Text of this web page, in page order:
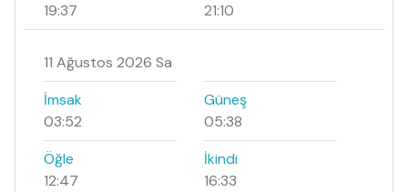
19:37
21:10
11 Ağustos 2026 Sa
İmsak
03:52
Güneş
05:38
Öğle
12:47
İkindi
16:33